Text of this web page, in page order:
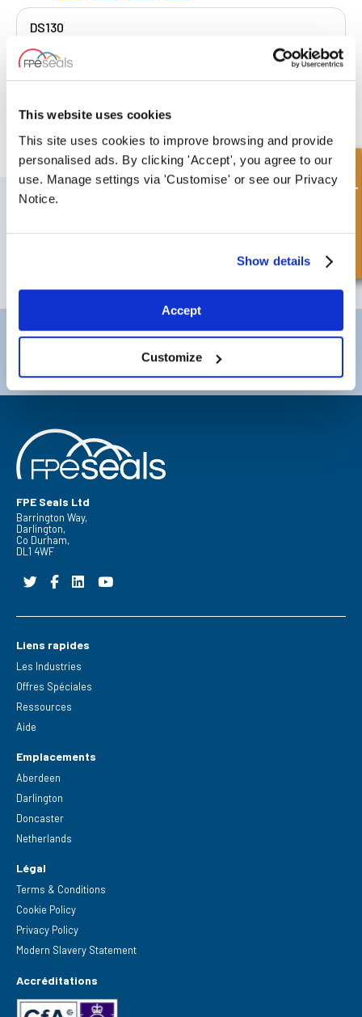
This website uses cookies
This site uses cookies to improve browsing and provide
personalised ads. By clicking 'Accept', you agree to our
use. Manage settings via 'Customise' or see our Privacy
Notice.
Show details
Accept
Customize
DS130
Get a Quote
Collecte gratuite
disponible, OU
choisissez livraison le lendemain.
S'INSCRIRE À NOTRE BULLETIN
Darlington
+44 (0) 1325 282732
Doncaster
FPE Seals Ltd
Barrington Way,
Darlington,
Co Durham,
DL1 4WF
Liens rapides
Les Industries
Offres Spéciales
Ressources
Aide
Emplacements
Aberdeen
Darlington
Doncaster
Netherlands
Légal
Terms & Conditions
Cookie Policy
Privacy Policy
Modern Slavery Statement
Accréditations
Demande rapide